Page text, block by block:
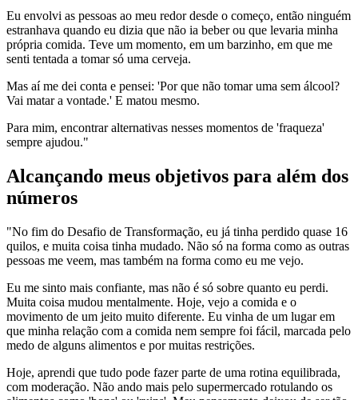
Eu envolvi as pessoas ao meu redor desde o começo, então ninguém
estranhava quando eu dizia que não ia beber ou que levaria minha
própria comida. Teve um momento, em um barzinho, em que me
senti tentada a tomar só uma cerveja.
Mas aí me dei conta e pensei: 'Por que não tomar uma sem álcool?
Vai matar a vontade.' E matou mesmo.
Para mim, encontrar alternativas nesses momentos de 'fraqueza'
sempre ajudou."
Alcançando meus objetivos para além dos
números
"No fim do Desafio de Transformação, eu já tinha perdido quase 16
quilos, e muita coisa tinha mudado. Não só na forma como as outras
pessoas me veem, mas também na forma como eu me vejo.
Eu me sinto mais confiante, mas não é só sobre quanto eu perdi.
Muita coisa mudou mentalmente. Hoje, vejo a comida e o
movimento de um jeito muito diferente. Eu vinha de um lugar em
que minha relação com a comida nem sempre foi fácil, marcada pelo
medo de alguns alimentos e por muitas restrições.
Hoje, aprendi que tudo pode fazer parte de uma rotina equilibrada,
com moderação. Não ando mais pelo supermercado rotulando os